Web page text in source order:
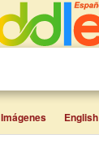
Imágenes English